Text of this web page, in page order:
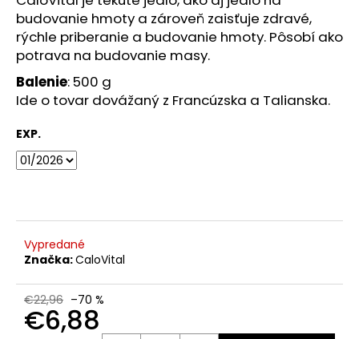
budovanie hmoty a zároveň zaisťuje zdravé,
rýchle priberanie a budovanie hmoty. Pôsobí ako
potrava na budovanie masy.
Balenie: 500 g
Ide o tovar dovážaný z Francúzska a Talianska.
EXP.
Vypredané
Značka:CaloVital
€22,96 –70 %
€6,88
a
m
e
NATURALIS
SVALY:
BYLINNÁ
TINKTURA
S
ML
EXP.3/26
Pôvodne:
€6